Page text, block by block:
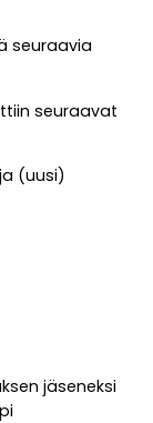
seuraavia
seuraavat
(uusi)
jäseneksi